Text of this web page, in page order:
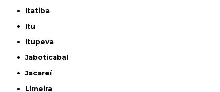
Itatiba
Itu
Itupeva
Jaboticabal
Jacareí
Limeira